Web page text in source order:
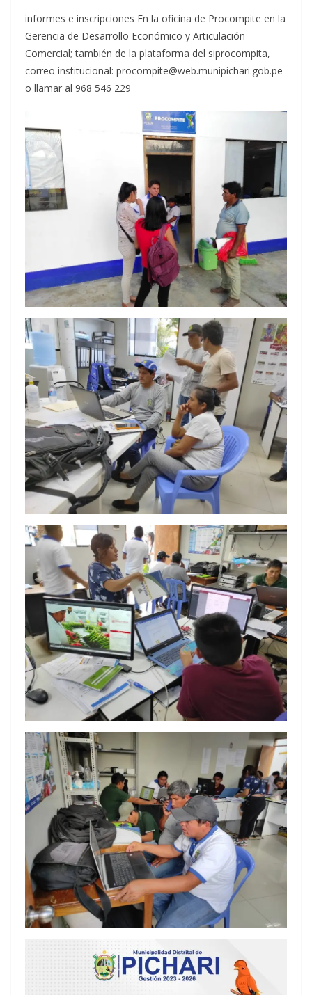
informes e inscripciones En la oficina de Procompite en la
Gerencia de Desarrollo Económico y Articulación
Comercial; también de la plataforma del siprocompita,
correo institucional: procompite@web.munipichari.gob.pe
o llamar al 968 546 229